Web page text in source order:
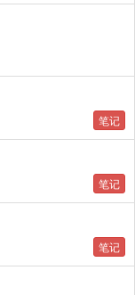
笔记
笔记
笔记